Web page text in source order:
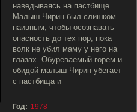
наведываясь на пастбище.
Малыш Чирин был слишком
наивным, чтобы осознавать
опасность до тех пор, пока
волк не убил маму у него на
глазах. Обуреваемый горем и
обидой малыш Чирин убегает
с пастбища и
Год: 1978